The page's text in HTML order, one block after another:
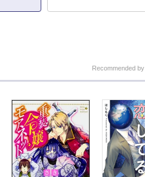
Recommended by